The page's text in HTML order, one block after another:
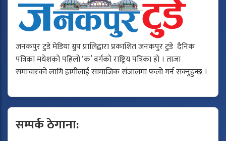
जनकपुर टुडे मेडिया ग्रुप प्रालिद्वारा प्रकाशित जनकपुर टुडे दैनिक
पत्रिका मधेशको पहिलो ‘क’ वर्गको राष्ट्रिय पत्रिका हो । ताजा
समाचारको लागि हामीलाई सामाजिक संजालमा फलो गर्न सक्नुहुन्छ ।
सम्पर्क ठेगाना: